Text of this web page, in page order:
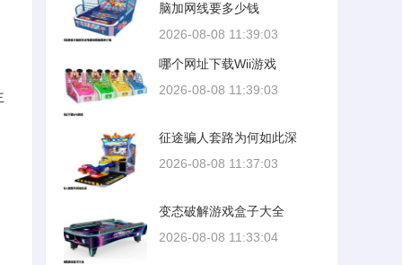
脑加网线要多少钱
2026-08-08 11:39:03
哪个网址下载Wii游戏
2026-08-08 11:39:03
征途骗人套路为何如此深
2026-08-08 11:37:03
变态破解游戏盒子大全
2026-08-08 11:33:04